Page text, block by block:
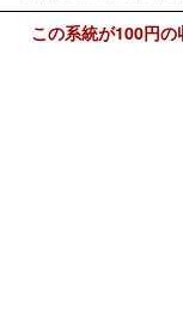
この系統が100円